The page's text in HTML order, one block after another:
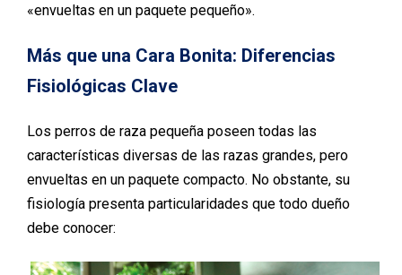
«envueltas en un paquete pequeño».
Más que una Cara Bonita: Diferencias
Fisiológicas Clave
Los perros de raza pequeña poseen todas las
características diversas de las razas grandes, pero
envueltas en un paquete compacto. No obstante, su
fisiología presenta particularidades que todo dueño
debe conocer: